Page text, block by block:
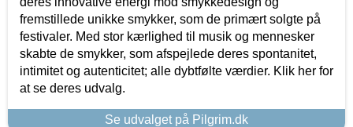
fremstillede unikke smykker, som de primært solgte på
festivaler. Med stor kærlighed til musik og mennesker
skabte de smykker, som afspejlede deres spontanitet,
intimitet og autenticitet; alle dybtfølte værdier. Klik her for
at se deres udvalg.
Se udvalget på Pilgrim.dk